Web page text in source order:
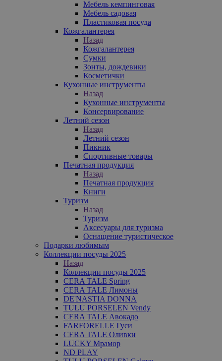
Мебель кемпинговая
Мебель садовая
Пластиковая посуда
Кожгалантерея
Назад
Кожгалантерея
Сумки
Зонты, дождевики
Косметички
Кухонные инструменты
Назад
Кухонные инструменты
Консервирование
Летний сезон
Назад
Летний сезон
Пикник
Спортивные товары
Печатная продукция
Назад
Печатная продукция
Книги
Туризм
Назад
Туризм
Аксесуары для туризма
Оснащение туристическое
Подарки любимым
Коллекции посуды 2025
Назад
Коллекции посуды 2025
CERA TALE Spring
CERA TALE Лимоны
DE'NASTIA DONNA
TULU PORSELEN Vendy
CERA TALE Авокадо
FARFORELLE Гуси
CERA TALE Оливки
LUCKY Мрамор
ND PLAY